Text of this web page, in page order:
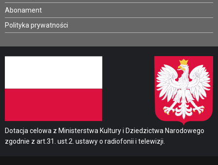
Abonament
Polityka prywatności
Dotacja celowa z Ministerstwa Kultury i Dziedzictwa Narodowego
zgodnie z art.31. ust.2. ustawy o radiofonii i telewizji.